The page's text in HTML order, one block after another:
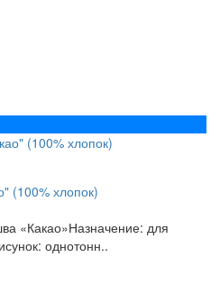
(100% хлопок)
«Какао»Назначение: для
однотонн..